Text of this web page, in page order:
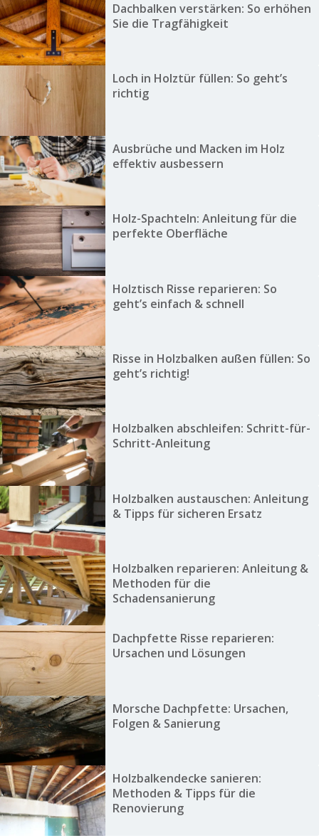
Dachbalken verstärken: So erhöhen
Sie die Tragfähigkeit
Loch in Holztür füllen: So geht’s
richtig
Ausbrüche und Macken im Holz
effektiv ausbessern
Holz-Spachteln: Anleitung für die
perfekte Oberfläche
Holztisch Risse reparieren: So
geht’s einfach & schnell
Risse in Holzbalken außen füllen: So
geht’s richtig!
Holzbalken abschleifen: Schritt-für-
Schritt-Anleitung
Holzbalken austauschen: Anleitung
& Tipps für sicheren Ersatz
Holzbalken reparieren: Anleitung &
Methoden für die
Schadensanierung
Dachpfette Risse reparieren:
Ursachen und Lösungen
Morsche Dachpfette: Ursachen,
Folgen & Sanierung
Holzbalkendecke sanieren:
Methoden & Tipps für die
Renovierung